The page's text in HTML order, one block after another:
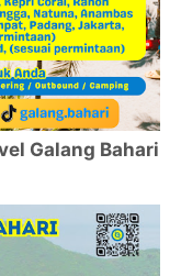
Galang Bahari